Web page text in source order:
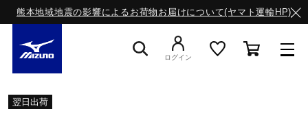
熊本地域地震の影響によるお荷物お届けについて(ヤマト運輸HP)
ログイン
翌日出荷